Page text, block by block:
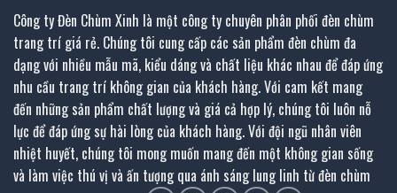
Công ty Đèn Chùm Xinh là một công ty chuyên phân phối đèn chùm
trang trí giá rẻ. Chúng tôi cung cấp các sản phẩm đèn chùm đa
dạng với nhiều mẫu mã, kiểu dáng và chất liệu khác nhau để đáp ứng
nhu cầu trang trí không gian của khách hàng. Với cam kết mang
đến những sản phẩm chất lượng và giá cả hợp lý, chúng tôi luôn nỗ
lực để đáp ứng sự hài lòng của khách hàng. Với đội ngũ nhân viên
nhiệt huyết, chúng tôi mong muốn mang đến một không gian sống
và làm việc thú vị và ấn tượng qua ánh sáng lung linh từ đèn chùm